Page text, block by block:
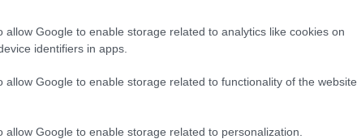
allow Google to enable storage related to analytics like cookies on
identifiers in apps.
allow Google to enable storage related to functionality of the website
allow Google to enable storage related to personalization.